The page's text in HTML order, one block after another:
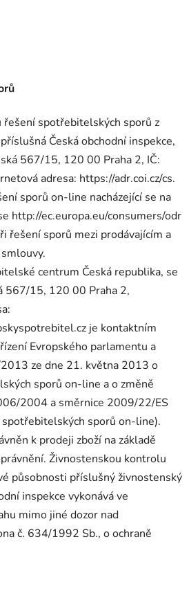
řešení spotřebitelských sporů z
Česká obchodní inspekce,
567/15, 120 00 Praha 2, IČ:
adresa: https://adr.coi.cz/cs.
sporů on-line nacházející se na
http://ec.europa.eu/consumers/odr
řešení sporů mezi prodávajícím a
centrum Česká republika, se
567/15, 120 00 Praha 2,
je kontaktním
Evropského parlamentu a
ze dne 21. května 2013 o
sporů on-line a o změně
2004 a směrnice 2009/22/ES
sporů on-line).
k prodeji zboží na základě
Živnostenskou kontrolu
působnosti příslušný živnostenský
inspekce vykonává ve
mimo jiné dozor nad
č. 634/1992 Sb., o ochraně